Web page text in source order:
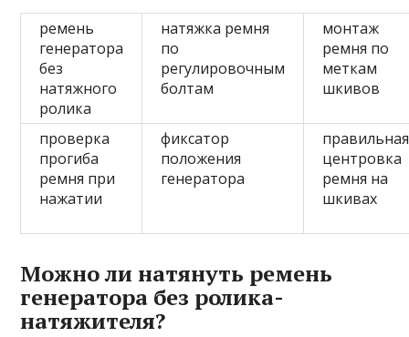
ремень
генератора
без
натяжного
ролика
натяжка ремня
по
регулировочным
болтам
монтаж
ремня по
меткам
шкивов
проверка
прогиба
ремня при
нажатии
фиксатор
положения
генератора
правильная
центровка
ремня на
шкивах
Можно ли натянуть ремень
генератора без ролика-
натяжителя?